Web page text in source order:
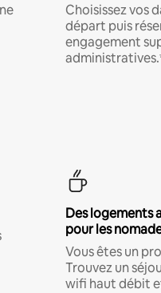
Choisissez vos
départ puis
engagement
Des logements
pour les
Vous êtes un
Trouvez un
wifi haut débit